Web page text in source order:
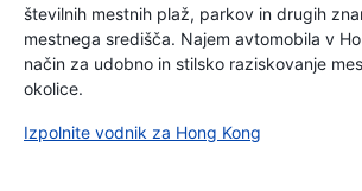
številnih mestnih plaž, parkov in drugih
mestnega središča. Najem avtomobila v
način za udobno in stilsko raziskovanje
okolice.
Izpolnite vodnik za Hong Kong